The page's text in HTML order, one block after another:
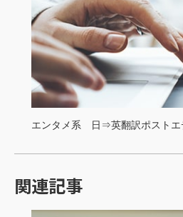
エンタメ系 日⇒英翻訳ポストエ
関連記事